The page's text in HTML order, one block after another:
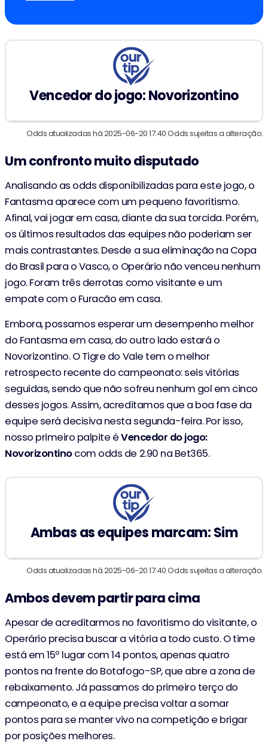
Vencedor do jogo: Novorizontino
Odds atualizadas há 2025-06-20 17:40 Odds sujeitas a alteração.
Um confronto muito disputado
Analisando as odds disponibilizadas para este jogo, o
Fantasma aparece com um pequeno favoritismo.
Afinal, vai jogar em casa, diante da sua torcida. Porém,
os últimos resultados das equipes não poderiam ser
mais contrastantes. Desde a sua eliminação na Copa
do Brasil para o Vasco, o Operário não venceu nenhum
jogo. Foram três derrotas como visitante e um
empate com o Furacão em casa.
Embora, possamos esperar um desempenho melhor
do Fantasma em casa, do outro lado estará o
Novorizontino. O Tigre do Vale tem o melhor
retrospecto recente do campeonato: seis vitórias
seguidas, sendo que não sofreu nenhum gol em cinco
desses jogos. Assim, acreditamos que a boa fase da
equipe será decisiva nesta segunda-feira. Por isso,
nosso primeiro palpite éVencedor do jogo:
Novorizontinocom odds de 2.90 na Bet365.
Ambas as equipes marcam: Sim
Odds atualizadas há 2025-06-20 17:40 Odds sujeitas a alteração.
Ambos devem partir para cima
Apesar de acreditarmos no favoritismo do visitante, o
Operário precisa buscar a vitória a todo custo. O time
está em 15º lugar com 14 pontos, apenas quatro
pontos na frente do Botafogo-SP, que abre a zona de
rebaixamento. Já passamos do primeiro terço do
campeonato, e a equipe precisa voltar a somar
pontos para se manter vivo na competição e brigar
por posições melhores.